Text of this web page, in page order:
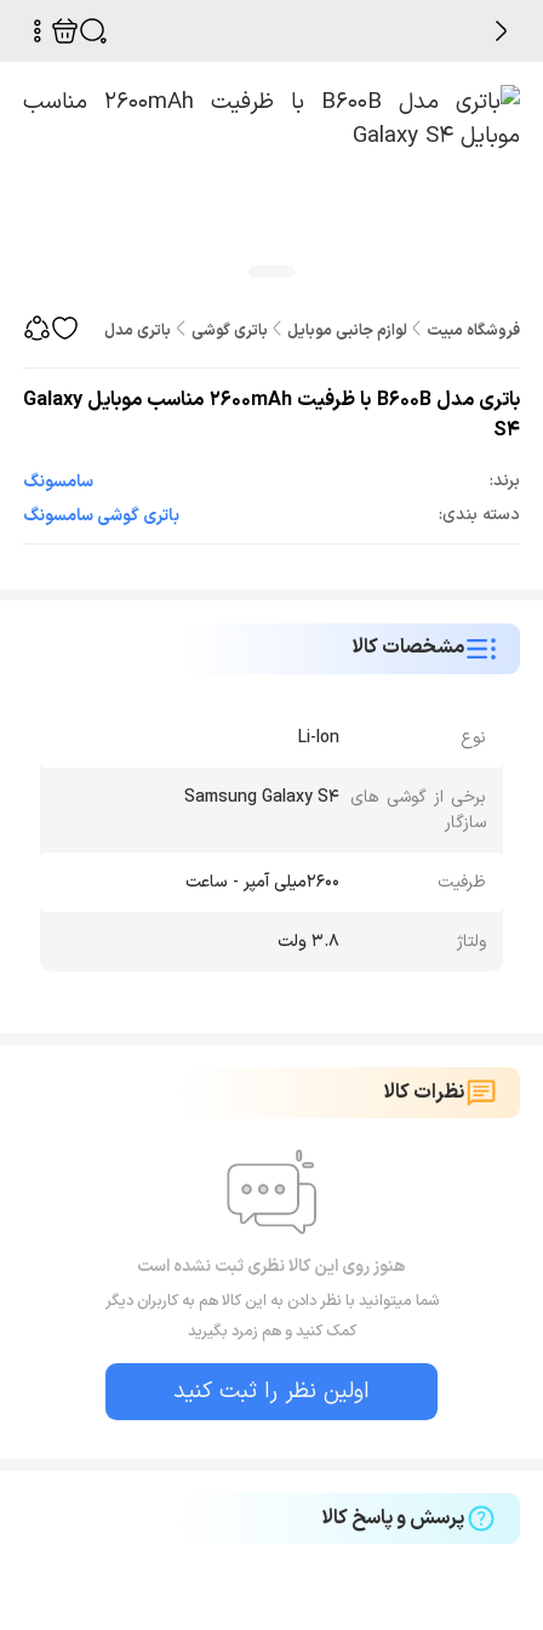
فروشگاه مبیت لوازم جانبی موبایل باتری گوشی باتری مدل B600B با ظرفیت 2600mAh مناسب موبایل Galaxy S4
باتری مدل B600B با ظرفیت 2600mAh مناسب موبایل Galaxy
S4
برند:
سامسونگ
دسته بندی:
باتری گوشی سامسونگ
مشخصات کالا
نوع Li-Ion
برخی از گوشی های
سازگار
Samsung Galaxy S4
ظرفیت 2600میلی آمپر - ساعت
ولتاژ 3.8 ولت
نظرات کالا
هنوز روی این کالا نظری ثبت نشده است
شما میتوانید با نظر دادن به این کالا هم به کاربران دیگر
کمک کنید و هم زمرد بگیرید
اولین نظر را ثبت کنید
پرسش و پاسخ کالا